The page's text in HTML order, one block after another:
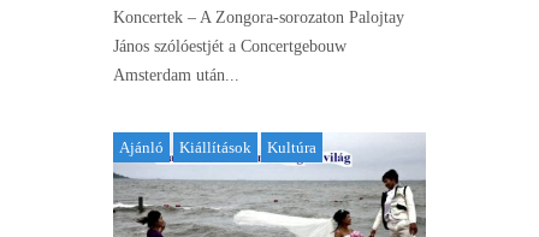
Koncertek – A Zongora-sorozaton Palojtay
János szólóestjét a Concertgebouw
Amsterdam után...
Ajánló Kiállítások Kultúra